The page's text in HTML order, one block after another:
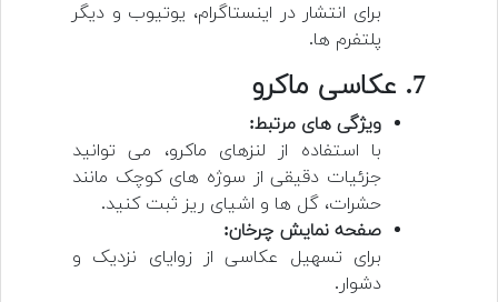
برای انتشار در اینستاگرام، یوتیوب و دیگر
پلتفرم ها.
7. عکاسی ماکرو
ویژگی های مرتبط:
با استفاده از لنزهای ماکرو، می توانید
جزئیات دقیقی از سوژه های کوچک مانند
حشرات، گل ها و اشیای ریز ثبت کنید.
صفحه نمایش چرخان:
برای تسهیل عکاسی از زوایای نزدیک و
دشوار.